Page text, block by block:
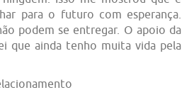
para o futuro com esperança.
podem se entregar. O apoio da
que ainda tenho muita vida pela